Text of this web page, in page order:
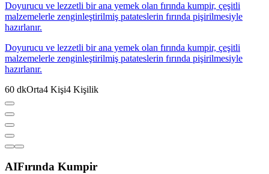
Doyurucu ve lezzetli bir ana yemek olan fırında kumpir, çeşitli
malzemelerle zenginleştirilmiş patateslerin fırında pişirilmesiyle
hazırlanır.
Doyurucu ve lezzetli bir ana yemek olan fırında kumpir, çeşitli
malzemelerle zenginleştirilmiş patateslerin fırında pişirilmesiyle
hazırlanır.
60 dkOrta4 Kişi4 Kişilik
AIFırında Kumpir